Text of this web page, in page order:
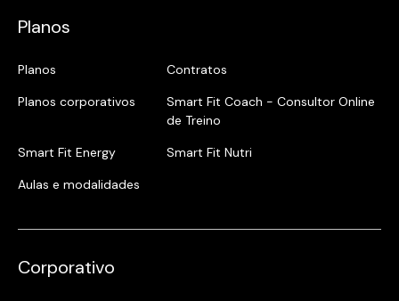
Planos
Planos
Contratos
Planos corporativos
Smart Fit Coach - Consultor Online
de Treino
Smart Fit Energy
Smart Fit Nutri
Aulas e modalidades
Corporativo